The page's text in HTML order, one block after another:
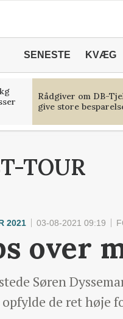
SENESTE KVÆG
Rådgiver om DB-
give store
TOUR
2021 03-08-2021 09:19
over
Søren
de ret høje